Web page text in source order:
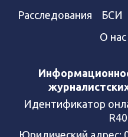
Расследования
БСИ
О нас
Идентификатор